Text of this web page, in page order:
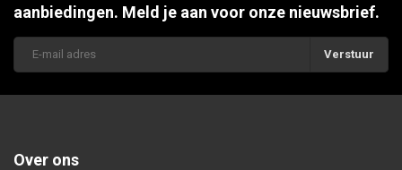
aanbiedingen. Meld je aan voor onze nieuwsbrief.
Verstuur
Over ons